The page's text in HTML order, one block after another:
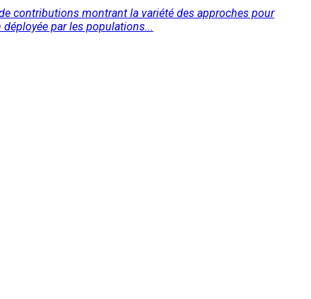
contributions montrant la variété des approches pour
par les populations...